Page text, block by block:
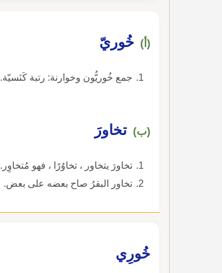
(أ) خُوريّ
جمع خُوريُّون وخوارنة: رتبة كَنَسيّة.
(ب) تخاورَ
تخاورَ يتخاور ، تخاوُرًا ، فهو مُتخاوِر.
تخاور البقرُ صاح بعضه على بعض.
خُورِي